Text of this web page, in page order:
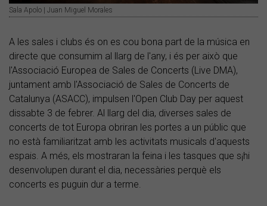
Sala Apolo | Juan Miguel Morales
A les sales i clubs és on es cou bona part de la música en
directe que consumim al llarg de l'any, i és per això que
l'Associació Europea de Sales de Concerts (Live DMA),
juntament amb l'Associació de Sales de Concerts de
Catalunya (ASACC), impulsen l'Open Club Day per aquest
dissabte 3 de febrer. Al llarg del dia, diverses sales de
concerts de tot Europa obriran les portes a un públic que
no està familiaritzat amb les activitats musicals d'aquests
espais. A més, els mostraran la feina i les tasques que s¡hi
desenvolupen durant el dia, necessàries perquè els
concerts es puguin dur a terme.